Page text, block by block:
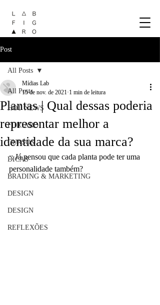
Post
All Posts
HOT NEWS
FIIIGARO
CURSOS
DICAS
BRADING & MARKETING
DESIGN
DESIGN
REFLEXÕES
All Posts
Plantas | Qual dessas poderia
representar melhor a
identidade da sua marca?
Mídias Lab
15 de nov. de 2021 1 min de leitura
:: Já pensou que cada planta pode ter uma
personalidade também?